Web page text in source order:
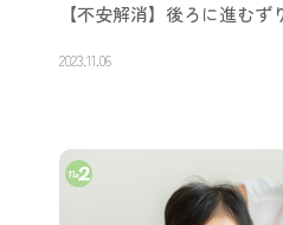
【不安解消】後ろに進む
2023.11.06